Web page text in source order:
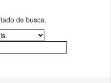
de busca.